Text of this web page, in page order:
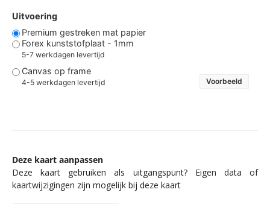
Uitvoering
Premium gestreken mat papier
Forex kunststofplaat - 1mm
5-7 werkdagen levertijd
Canvas op frame
4-5 werkdagen levertijd Voorbeeld
Deze kaart aanpassen
Deze kaart gebruiken als uitgangspunt? Eigen data of
kaartwijzigingen zijn mogelijk bij deze kaart